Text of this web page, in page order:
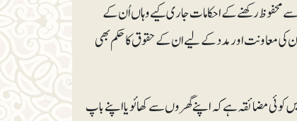
محفوظ رکھنے کے احکامات جاری کیے وہاں اُن کے
کی معاونت اور مدد کے لیے ان کے حقو ق کا حکم بھی
کوئی مضائقہ ہے کہ اپنے گھروں سے کھائو یا اپنے باپ